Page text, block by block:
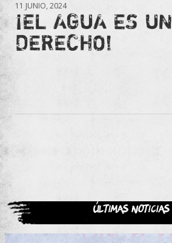
11 JUNIO, 2024
¡EL AGUA ES UN
DERECHO!
Últimas noticias